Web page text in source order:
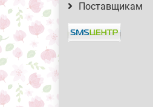
Поставщикам